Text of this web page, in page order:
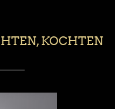
KOCHTEN